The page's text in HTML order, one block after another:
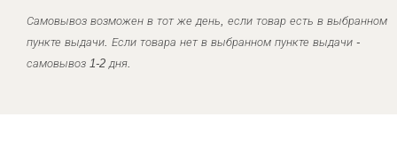
Самовывоз возможен в тот же день, если товар есть в выбранном
пункте выдачи. Если товара нет в выбранном пункте выдачи -
самовывоз 1-2 дня.